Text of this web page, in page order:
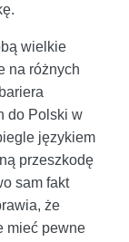
wielkie
na różnych
do Polski w
językiem
przeszkodę
sam fakt
że
mieć pewne